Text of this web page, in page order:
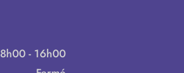
8h00 - 16h00